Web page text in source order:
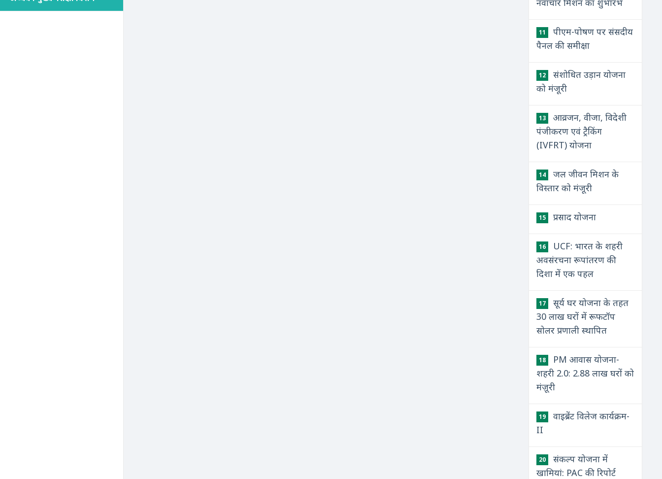
नवाचार मिशन का शुभारंभ
11
पीएम-पोषण पर संसदीय
पैनल की समीक्षा
12
संशोधित उड़ान योजना
को मंजूरी
13
आव्रजन, वीजा, विदेशी
पंजीकरण एवं ट्रैकिंग
(IVFRT) योजना
14
जल जीवन मिशन के
विस्तार को मंजूरी
15 प्रसाद योजना
16
UCF: भारत के शहरी
अवसंरचना रूपांतरण की
दिशा में एक पहल
17
सूर्य घर योजना के तहत
30 लाख घरों में रूफटॉप
सोलर प्रणाली स्थापित
18
PM आवास योजना-
शहरी 2.0: 2.88 लाख घरों को
मंज़ूरी
19
वाइब्रेंट विलेज कार्यक्रम-
II
20
संकल्प योजना में
खामियां: PAC की रिपोर्ट